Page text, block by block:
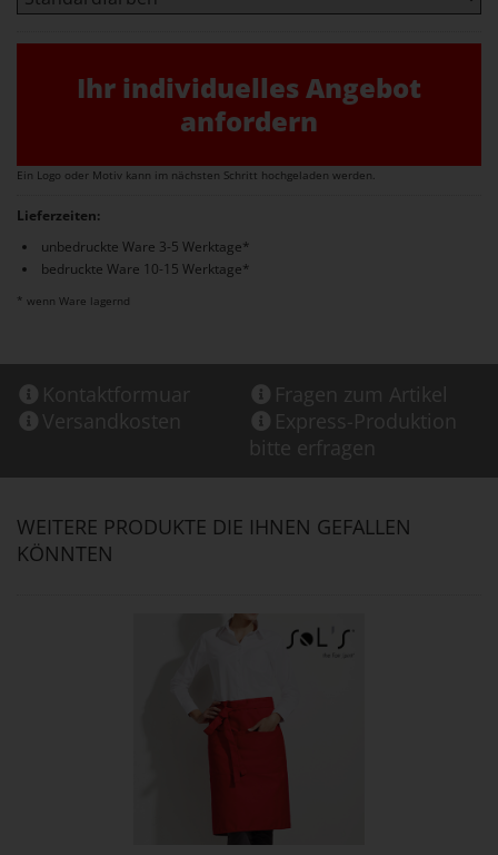
Ihr individuelles Angebot
anfordern
Ein Logo oder Motiv kann im nächsten Schritt hochgeladen werden.
Lieferzeiten:
unbedruckte Ware 3-5 Werktage*
bedruckte Ware 10-15 Werktage*
* wenn Ware lagernd
Kontaktformuar
Fragen zum Artikel
Versandkosten
Express-Produktion
bitte erfragen
WEITERE PRODUKTE DIE IHNEN GEFALLEN
KÖNNTEN